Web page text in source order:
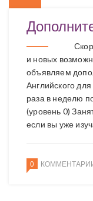
Скоро
и новых
объявляем
Английского
раза в неделю
(уровень 0)
если вы уже
0